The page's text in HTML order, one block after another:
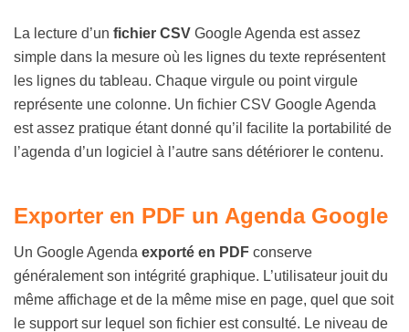
La lecture d’un fichier CSV Google Agenda est assez
simple dans la mesure où les lignes du texte représentent
les lignes du tableau. Chaque virgule ou point virgule
représente une colonne. Un fichier CSV Google Agenda
est assez pratique étant donné qu’il facilite la portabilité de
l’agenda d’un logiciel à l’autre sans détériorer le contenu.
Exporter en PDF un Agenda Google
Un Google Agenda exporté en PDF conserve
généralement son intégrité graphique. L’utilisateur jouit du
même affichage et de la même mise en page, quel que soit
le support sur lequel son fichier est consulté. Le niveau de